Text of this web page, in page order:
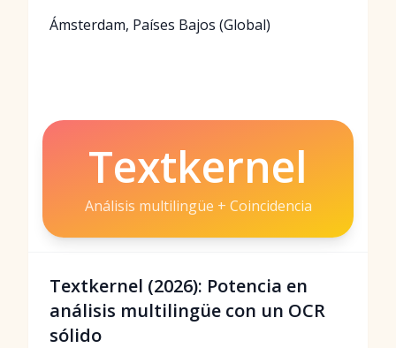
Ámsterdam, Países Bajos (Global)
Textkernel
Análisis multilingüe + Coincidencia
Textkernel (2026): Potencia en
análisis multilingüe con un OCR
sólido